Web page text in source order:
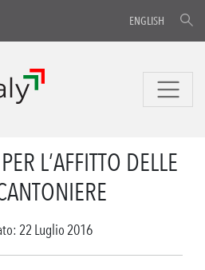
ENGLISH
L’AFFITTO DELLE
22 Luglio 2016